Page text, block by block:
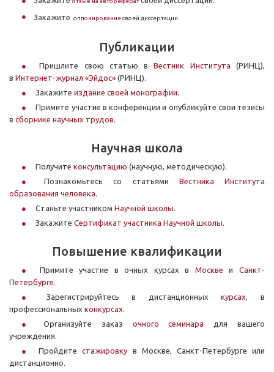
Закажите оппонированиесвоей диссертации.
Публикации
Пришлите свою статью вВестник Института (РИНЦ),
в Интернет-журнал «Эйдос» (РИНЦ).
Закажите издание своей монографии.
Примите участие в конференции и опубликуйте свои тезисы
в сборнике научных трудов.
Научная школа
Получите консультацию (научную, методическую).
Познакомьтесь со статьями Вестника Института
образования человека.
Станьте участником Научной школы.
Закажите Сертификат участника Научной школы.
Повышение квалификации
Примите участие в очных курсах в МосквеиСанкт-
Петербурге.
Зарегистрируйтесь в дистанционныхкурсах, в
профессиональных конкурсах.
Организуйте заказ очного семинара для вашего
учреждения.
Пройдитестажировку в Москве, Санкт-Петербурге или
дистанционно.